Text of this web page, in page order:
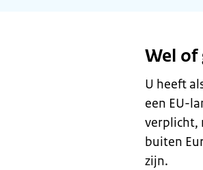
Wel of
U heeft
een EU-
verplicht,
buiten
zijn.